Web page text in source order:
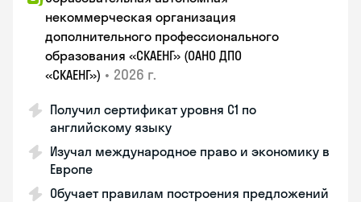
некоммерческая организация
дополнительного профессионального
образования «СКАЕНГ» (ОАНО ДПО
«СКАЕНГ») • 2026 г.
Получил сертификат уровня С1 по
английскому языку
Изучал международное право и экономику в
Европе
Обучает правилам построения предложений